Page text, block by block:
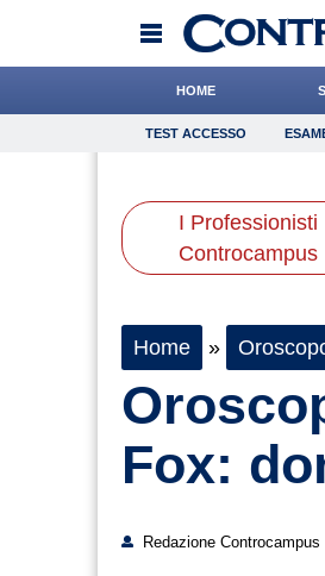
HOME
TEST ACCESSO
Scienze
TEST ACCESSO
I Professionisti
Controcampus
Home »
Fox:
Redazione Controcampus